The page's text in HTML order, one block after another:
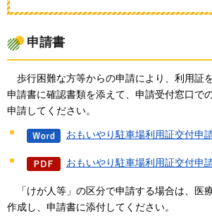
申請書
歩行困難な方等からの申請により、利用証
申請書に確認書類を添えて、申請受付窓口で
申請してください。
おもいやり駐車場利用証交付申
おもいやり駐車場利用証交付申
「けが人等」の区分で申請する場合は、医
作成し、申請書に添付してください。